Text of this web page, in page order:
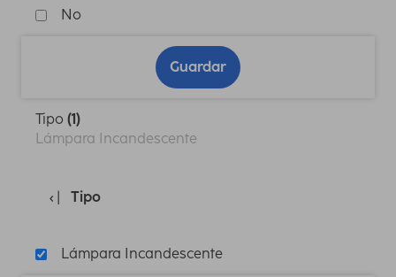
No
Guardar
Tipo (1)
Lámpara Incandescente
Tipo
Lámpara Incandescente